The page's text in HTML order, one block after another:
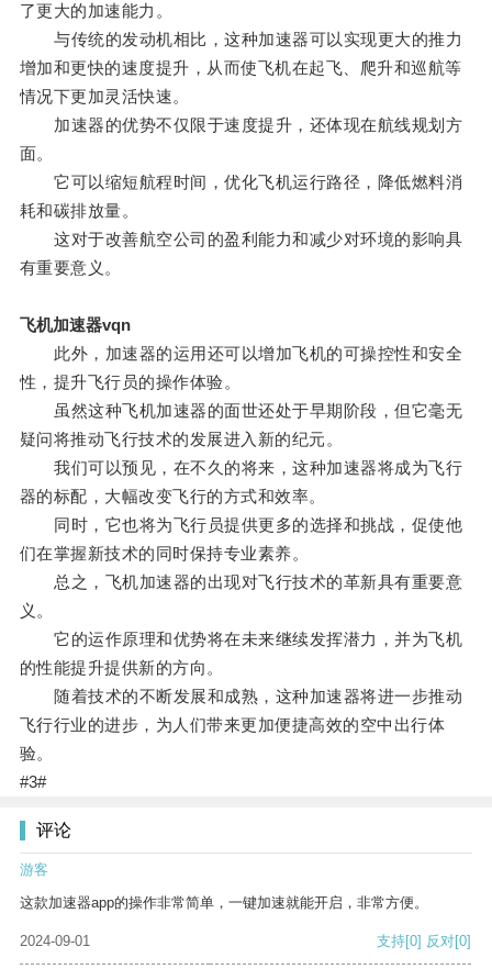
了更大的加速能力。
与传统的发动机相比，这种加速器可以实现更大的推力
增加和更快的速度提升，从而使飞机在起飞、爬升和巡航等
情况下更加灵活快速。
加速器的优势不仅限于速度提升，还体现在航线规划方
面。
它可以缩短航程时间，优化飞机运行路径，降低燃料消
耗和碳排放量。
这对于改善航空公司的盈利能力和减少对环境的影响具
有重要意义。
飞机加速器vqn
此外，加速器的运用还可以增加飞机的可操控性和安全
性，提升飞行员的操作体验。
虽然这种飞机加速器的面世还处于早期阶段，但它毫无
疑问将推动飞行技术的发展进入新的纪元。
我们可以预见，在不久的将来，这种加速器将成为飞行
器的标配，大幅改变飞行的方式和效率。
同时，它也将为飞行员提供更多的选择和挑战，促使他
们在掌握新技术的同时保持专业素养。
总之，飞机加速器的出现对飞行技术的革新具有重要意
义。
它的运作原理和优势将在未来继续发挥潜力，并为飞机
的性能提升提供新的方向。
随着技术的不断发展和成熟，这种加速器将进一步推动
飞行行业的进步，为人们带来更加便捷高效的空中出行体
验。
#3#
评论
游客
这款加速器app的操作非常简单，一键加速就能开启，非常方便。
2024-09-01 支持[0] 反对[0]